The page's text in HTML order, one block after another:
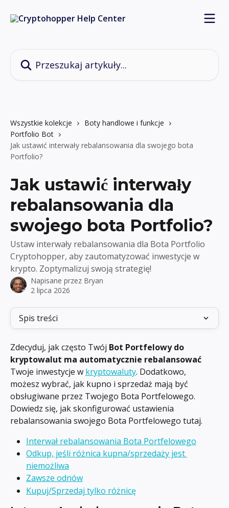
Wszystkie kolekcje
Boty handlowe i funkcje
Portfolio Bot
Jak ustawić interwały rebalansowania dla swojego bota
Portfolio?
Jak ustawić interwały
rebalansowania dla
swojego bota Portfolio?
Ustaw interwały rebalansowania dla Bota Portfolio
Cryptohopper, aby zautomatyzować inwestycje w
krypto. Zoptymalizuj swoją strategię!
Napisane przez Bryan
2 lipca 2026
Spis treści
Zdecyduj, jak często Twój Bot Portfelowy do
kryptowalut ma automatycznie rebalansować
Twoje inwestycje w kryptowaluty. Dodatkowo,
możesz wybrać, jak kupno i sprzedaż mają być
obsługiwane przez Twojego Bota Portfelowego.
Dowiedz się, jak skonfigurować ustawienia
rebalansowania swojego Bota Portfelowego tutaj.
Interwał rebalansowania Bota Portfelowego
Odkup, jeśli różnica kupna/sprzedaży jest
niemożliwa
Zawsze odnów
Kupuj/Sprzedaj tylko różnicę